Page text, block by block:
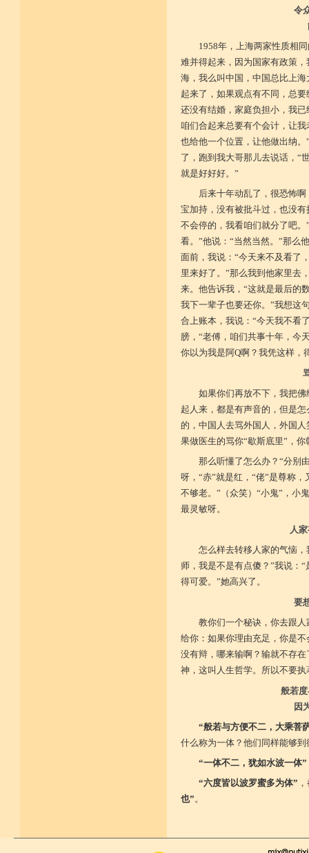
令
1958年，上海两家性质相
难并得起来，因为国家有政策
海，我么叫中国，中国总比上
起来了，如果观点有不同，总
还没有结婚，家庭负担小，我
咱们合起来总要有个会计，让
也给他一个位置，让他做出纳
了，跑到我大哥那儿去说话，“
就是好好好。”
后来十年动乱了，很恐怖
宝加持，没有被批斗过，也没
不会停的，我看咱们就分了吧
看。”他说：“当然当然。”那么
面前，我说：“今天来不及看了
里来好了。”那么我到他家里去
来。他告诉我，“这就是最后的
我下一辈子也要还你。”我想这
合上账本，我说：“今天我不看
膀，“老傅，咱们共事十年，今
你以为我是阿Q啊？我凭这样，
如果你们再放不下，我把
起人来，都是有声音的，但是
的，中国人去骂外国人，外国
果做医生的骂你“歇斯底里”，
那么听懂了怎么办？“分别
呀，“赤”就是红，“佬”是尊称
不够老。”（众笑）“小鬼”，小
最灵敏呀。
人
怎么样去转移人家的气恼
师，我是不是有点傻？”我说：
得可爱。”她高兴了。
要
教你们一个秘诀，你去跟
给你：如果你理由充足，你是
没有辩，哪来输啊？输就不存
神，这叫人生哲学。所以不要执
般若
因
“般若与方便不二，大乘菩
什么称为一体？他们同样能够到
“一体不二，犹如水波一体”
“六度皆以波罗蜜多为体”
也”。